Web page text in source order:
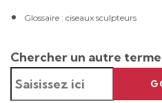
Glossaire : ciseaux sculpteurs
Chercher un autre terme